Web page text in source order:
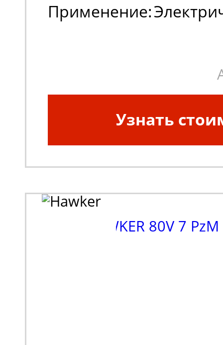
Применение:
Узнать